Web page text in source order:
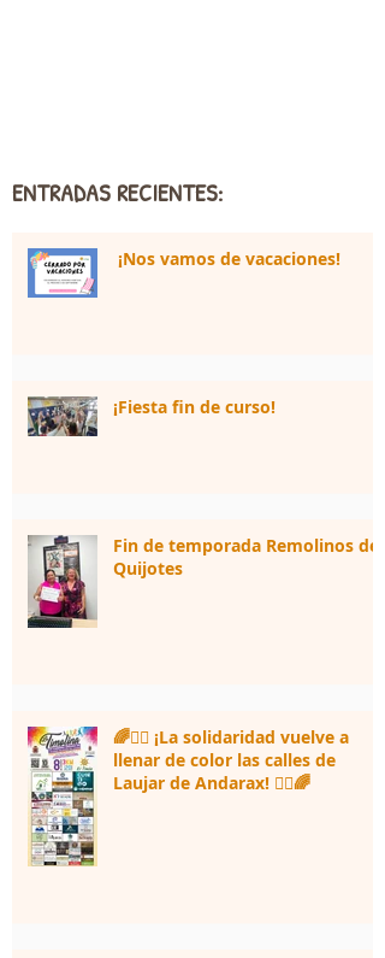
ENTRADAS RECIENTES:
¡Nos vamos de vacaciones!
¡Fiesta fin de curso!
Fin de temporada Remolinos de
Quijotes
🌈🏃‍♀️ ¡La solidaridad vuelve a
llenar de color las calles de
Laujar de Andarax! 🏃‍♂️🌈